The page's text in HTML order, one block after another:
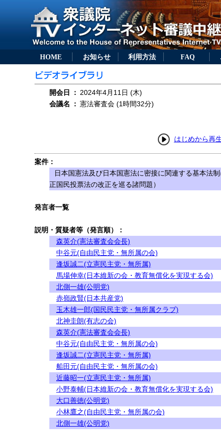
HOME お知らせ 利用方法 FAQ
開会日 ： 2024年4月11日 (木)
会議名
： 憲法審査会 (1時間32分)
はじめから再
案件：
日本国憲法及び日本国憲法に密接に関連する基本法
正国民投票法の改正を巡る諸問題）
発言者一覧
説明・質疑者等（発言順）：
森英介(憲法審査会会長)
中谷元(自由民主党・無所属の会)
逢坂誠二(立憲民主党・無所属)
馬場伸幸(日本維新の会・教育無償化を実現する会)
北側一雄(公明党)
赤嶺政賢(日本共産党)
玉木雄一郎(国民民主党・無所属クラブ)
北神圭朗(有志の会)
森英介(憲法審査会会長)
中谷元(自由民主党・無所属の会)
逢坂誠二(立憲民主党・無所属)
船田元(自由民主党・無所属の会)
近藤昭一(立憲民主党・無所属)
小野泰輔(日本維新の会・教育無償化を実現する会)
大口善徳(公明党)
小林鷹之(自由民主党・無所属の会)
北側一雄(公明党)